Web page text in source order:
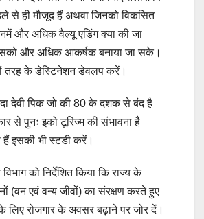
से ही मौजूद हैं अथवा जिनको विकसित
और अधिक वैल्यू एडिंग क्या की जा
और अधिक आकर्षक बनाया जा सके।
तरह के डेस्टिनेशन डेवलप करें।
देवी पिक जो की 80 के दशक से बंद है
से पुनः इको टूरिज्म की संभावना है
इसकी भी स्टडी करें।
को निर्देशित किया कि राज्य के
(वन एवं वन्य जीवों) का संरक्षण करते हुए
लिए रोजगार के अवसर बढ़ाने पर जोर दें।